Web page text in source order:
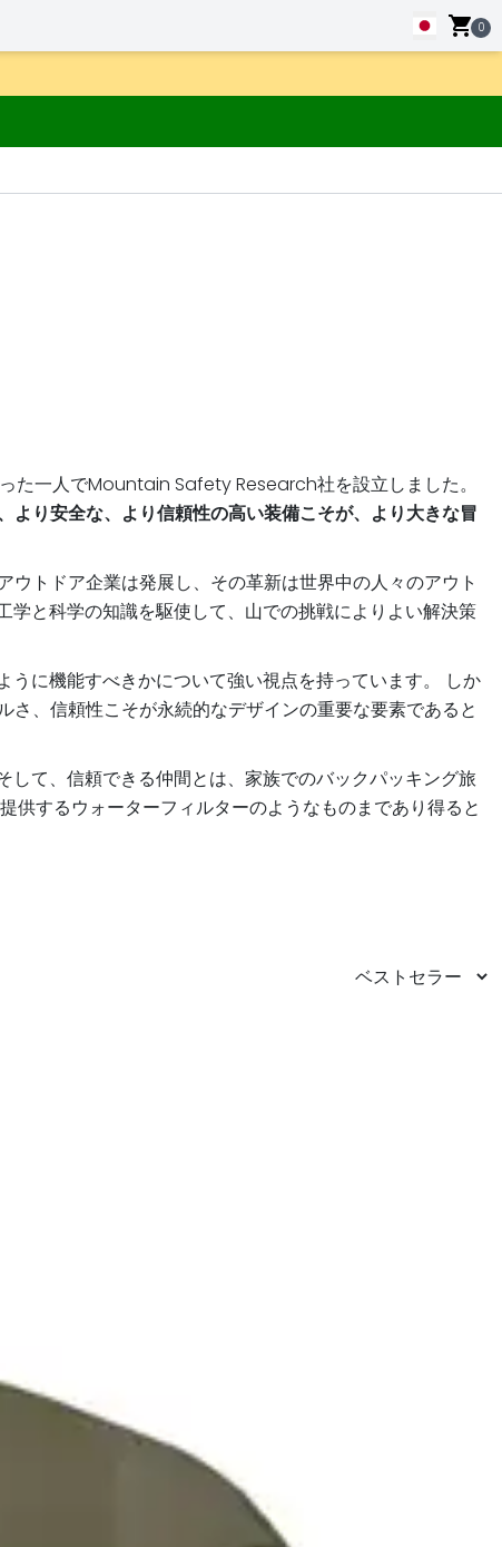
0
た一人でMountain Safety Research社を設立しました。
より安全な、より信頼性の高い装備こそが、より大きな冒
トドア企業は発展し、その革新は世界中の人々のアウト
学と科学の知識を駆使して、山での挑戦によりよい解決策
に機能すべきかについて強い視点を持っています。 しか
、信頼性こそが永続的なデザインの重要な要素であると
て、信頼できる仲間とは、家族でのバックパッキング旅
するウォーターフィルターのようなものまであり得ると